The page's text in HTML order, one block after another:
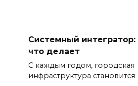
Системный интегратор:
что делает
С каждым годом, городская
инфраструктура становится